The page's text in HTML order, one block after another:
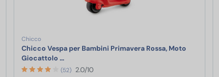
Chicco
Chicco Vespa per Bambini Primavera Rossa, Moto
Giocattolo …
(52) 2.0/10